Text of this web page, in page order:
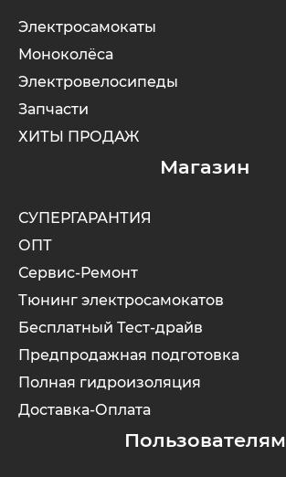
Электросамокаты
Моноколёса
Электровелосипеды
Запчасти
ХИТЫ ПРОДАЖ
Магазин
СУПЕРГАРАНТИЯ
ОПТ
Сервис-Ремонт
Тюнинг электросамокатов
Бесплатный Тест-драйв
Предпродажная подготовка
Полная гидроизоляция
Доставка-Оплата
Пользователям